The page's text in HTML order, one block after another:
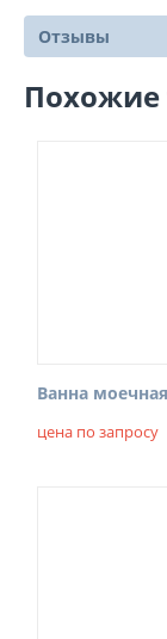
Отзывы
Похожие
Ванна
цена по запросу